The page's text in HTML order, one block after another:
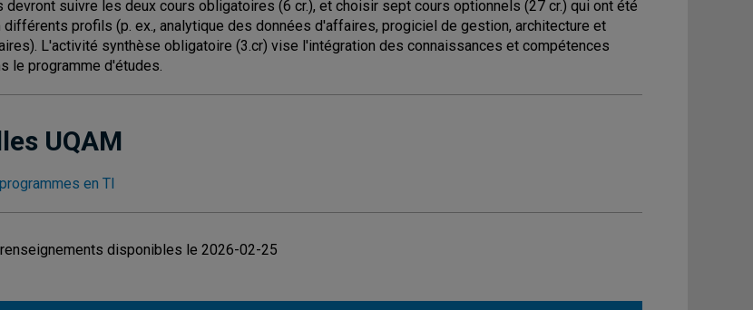
devront suivre les deux cours obligatoires (6 cr.), et choisir sept cours optionnels (27 cr.) qui ont été
différents profils (p. ex., analytique des données d'affaires, progiciel de gestion, architecture et
L'activité synthèse obligatoire (3.cr) vise l'intégration des connaissances et compétences
le programme d'études.
UQAM
en TI
disponibles le 2026-02-25